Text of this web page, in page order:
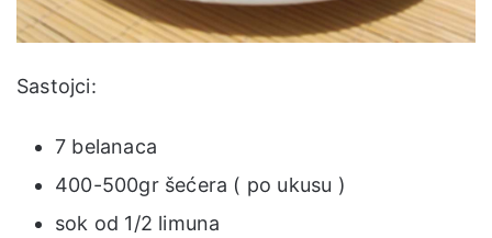
Sastojci:
7 belanaca
400-500gr šećera ( po ukusu )
sok od 1/2 limuna